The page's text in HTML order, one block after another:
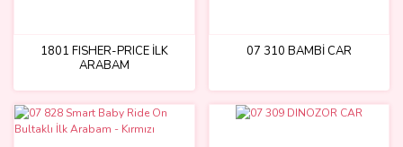
1801 FISHER-PRICE İLK
ARABAM
07 310 BAMBİ CAR